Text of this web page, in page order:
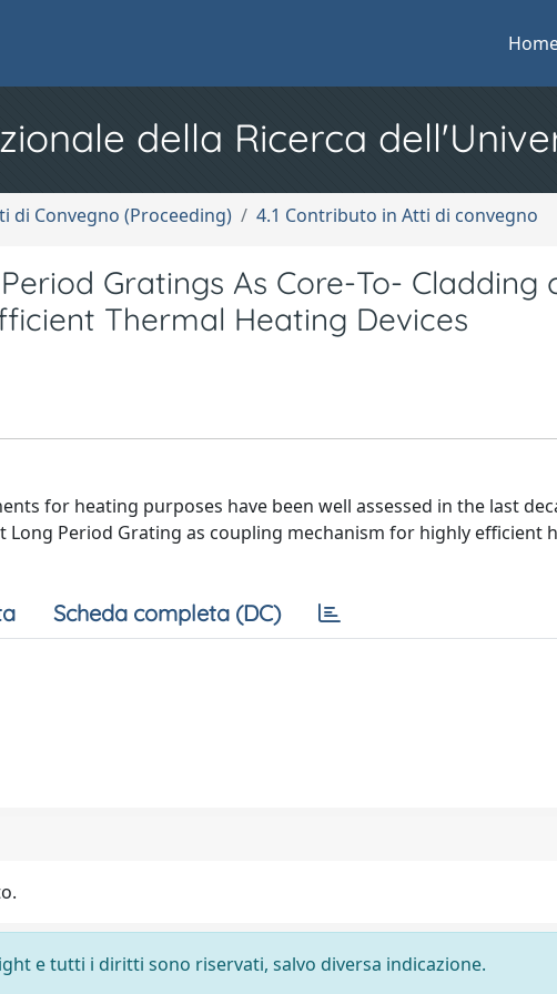
della Ricerca
di Convegno (Proceeding) 4.1 Contributo in Atti di convegno
Gratings As Core-To- Cladding
Thermal Heating Devices
for heating purposes have been well assessed in the last
Period Grating as coupling mechanism for highly efficient
Scheda completa (DC)
e tutti i diritti sono riservati, salvo diversa indicazione.